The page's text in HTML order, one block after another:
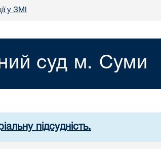
у ЗМІ
суд м. Суми
підсудність.